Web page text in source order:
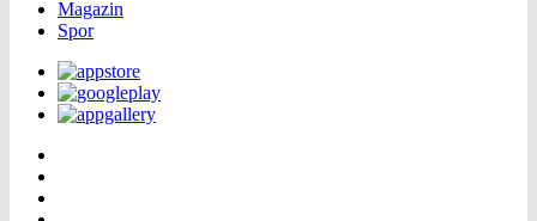
Magazin
Spor